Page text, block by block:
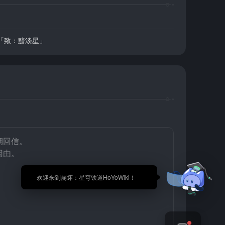
🎉 欢迎来到崩坏：星穹铁道HoYoWiki！
：黯淡星」
信。
。